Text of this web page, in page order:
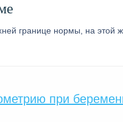
границе нормы, на этой
при